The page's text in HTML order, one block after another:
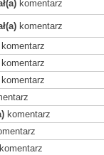
komentarz
komentarz
komentarz
komentarz
komentarz
komentarz
komentarz